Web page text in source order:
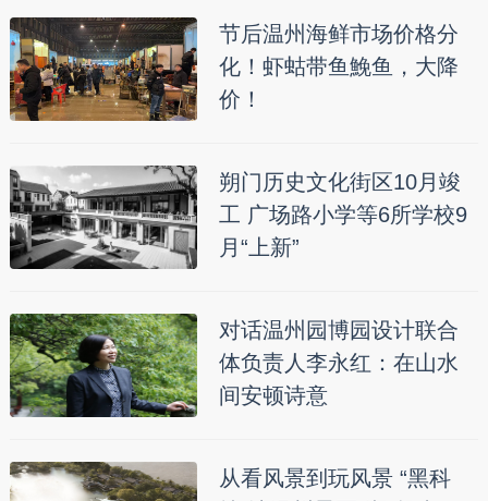
节后温州海鲜市场价格分
化！虾蛄带鱼鮸鱼，大降
价！
朔门历史文化街区10月竣
工 广场路小学等6所学校9
月“上新”
对话温州园博园设计联合
体负责人李永红：在山水
间安顿诗意
从看风景到玩风景 “黑科